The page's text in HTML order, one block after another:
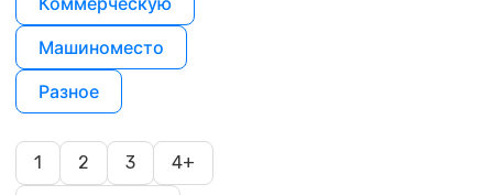
Машиноместо
Разное
1 2 3 4+